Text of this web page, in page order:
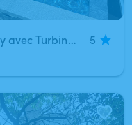
Belle piscine chauffée à Groslay avec Turbine de Nage
5